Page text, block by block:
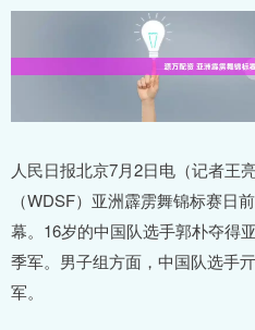
人民日报北京7月2日电（记者王
（WDSF）亚洲霹雳舞锦标赛日
幕。16岁的中国队选手郭朴夺得
季军。男子组方面，中国队选手
军。